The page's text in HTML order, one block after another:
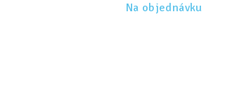
Na objednávku